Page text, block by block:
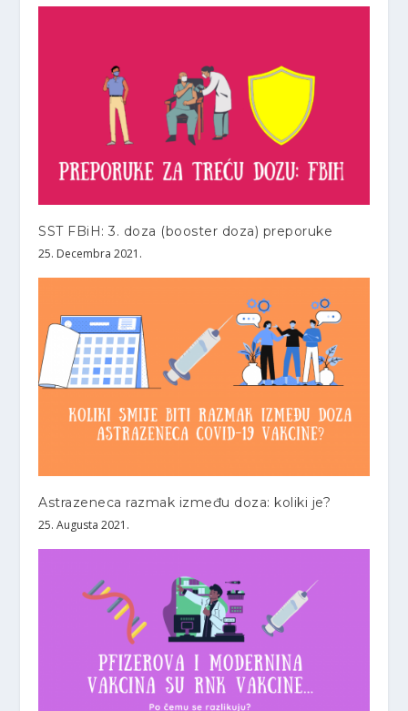
SST FBiH: 3. doza (booster doza) preporuke
25. Decembra 2021.
Astrazeneca razmak između doza: koliki je?
25. Augusta 2021.